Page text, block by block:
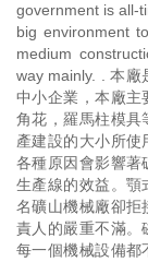
government is all-
big environment
medium
way mainly. . 本廠
中小企業，本廠主
角花，羅馬柱模具
產建設的大小所
各種原因會影響著
生產線的效益。顎
名礦山機械廠卻拒
責人的嚴重不滿。
每一個機械設備都